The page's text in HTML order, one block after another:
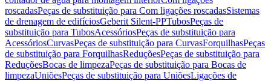
roscadasPeças de substituição para Com ligações roscadasSistemas
de drenagem de edifíciosGeberit Silent-PPTubosPeças de
substituição para TubosAcessóriosPeças de substituição para
AcessóriosCurvasPeças de substituição para CurvasForquilhasPeças
de substituição para ForquilhasReduçõesPeças de substituição para
ReduçõesBocas de limpezaPeças de substituição para Bocas de
limpezaUniõesPeças de substituição para UniõesLigações de